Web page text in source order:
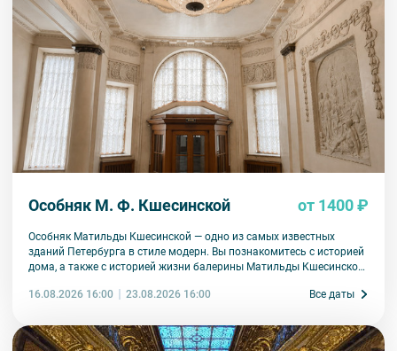
Особняк М. Ф. Кшесинской от 1400 ₽
Особняк Матильды Кшесинской — одно из самых известных
зданий Петербурга в стиле модерн. Вы познакомитесь с историей
дома, а также с историей жизни балерины Матильды Кшесинской.
Романовых, как складывалась артистическая карьера, какая
16.08.2026 16:00 23.08.2026 16:00 Все даты